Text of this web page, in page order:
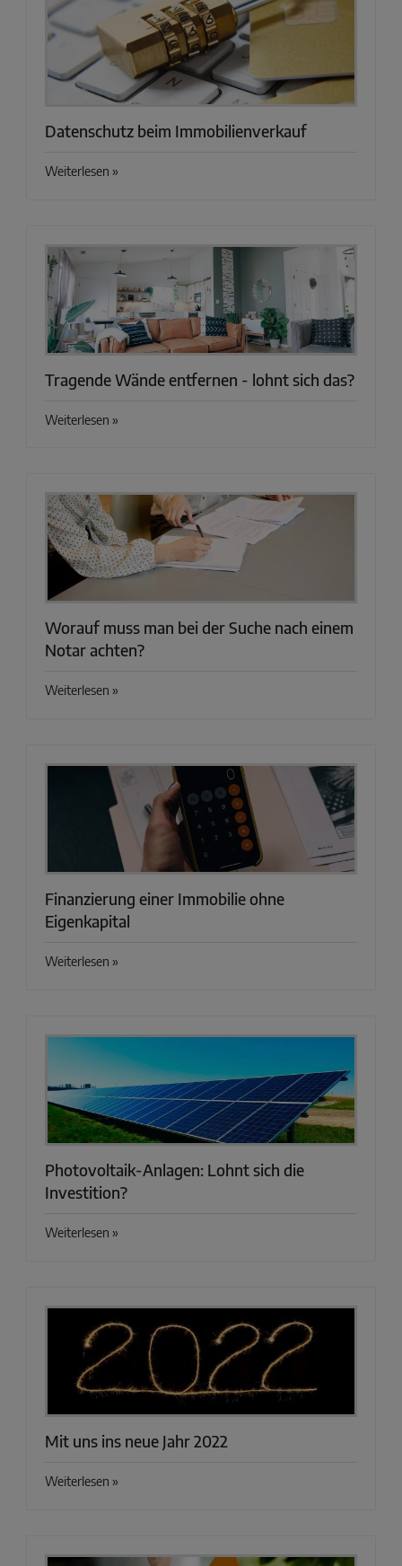
Datenschutz beim Immobilienverkauf
Weiterlesen »
Tragende Wände entfernen - lohnt sich das?
Weiterlesen »
Worauf muss man bei der Suche nach einem
Notar achten?
Weiterlesen »
Finanzierung einer Immobilie ohne
Eigenkapital
Weiterlesen »
Photovoltaik-Anlagen: Lohnt sich die
Investition?
Weiterlesen »
Mit uns ins neue Jahr 2022
Weiterlesen »